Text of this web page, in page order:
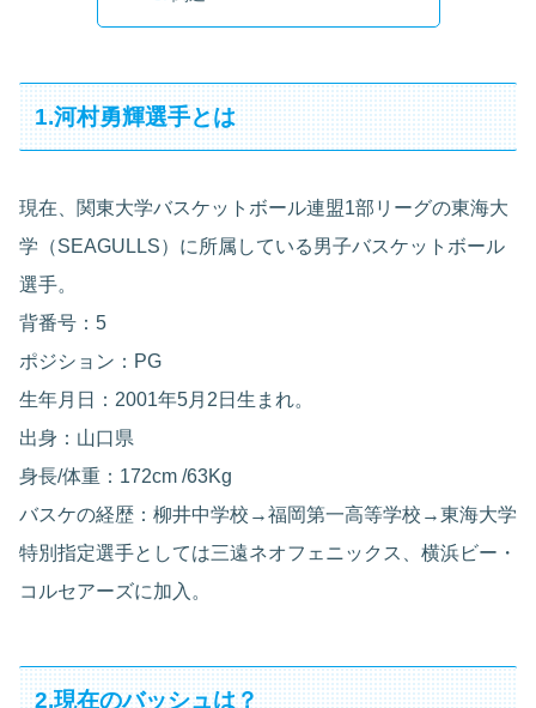
1.河村勇輝選手とは
現在、関東大学バスケットボール連盟1部リーグの東海大
学（SEAGULLS）に所属している男子バスケットボール
選手。
背番号：5
ポジション：PG
生年月日：2001年5月2日生まれ。
出身：山口県
身長/体重：172cm /63Kg
バスケの経歴：柳井中学校→福岡第一高等学校→東海大学
特別指定選手としては三遠ネオフェニックス、横浜ビー・
コルセアーズに加入。
2.現在のバッシュは？